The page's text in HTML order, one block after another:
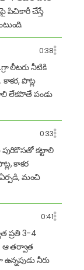
పిచికారీ చేస్తే
0:38
లీటరు నీటికి
పొట్ల
లేకపొతే పండు
0:33
కట్టాలి
కాకర
మంచి
0:41
ప్రతి 3-4
ఆ తర్వాత
నీరు